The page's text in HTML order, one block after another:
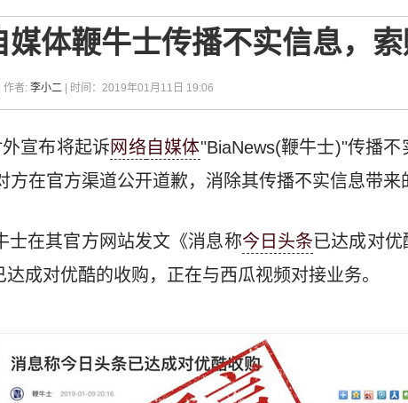
体鞭牛士传播不实信息，索
| 作者: 李小二 | 时间：2019年01月11日 19:06
宣布将起诉网络自媒体"BiaNews(鞭牛士)"传播不
方在官方渠道公开道歉，消除其传播不实信息带来
士在其官方网站发文《消息称今日头条已达成对
成对优酷的收购，正在与西瓜视频对接业务。